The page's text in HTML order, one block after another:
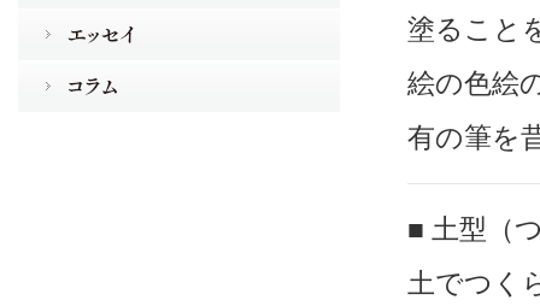
塗ること
絵の色絵
有の筆を
■ 土型（
土でつく